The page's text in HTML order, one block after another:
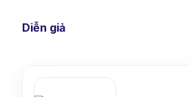
Diễn giả